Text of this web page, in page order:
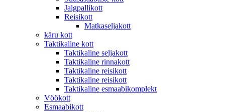
Jalgpallikott
Reisikott
Matkaseljakott
käru kott
Taktikaline kott
Taktikaline seljakott
Taktikaline rinnakott
Taktikaline reisikott
Taktikaline reisikott
Taktikaline esmaabikomplekt
Vöökott
Esmaabikott